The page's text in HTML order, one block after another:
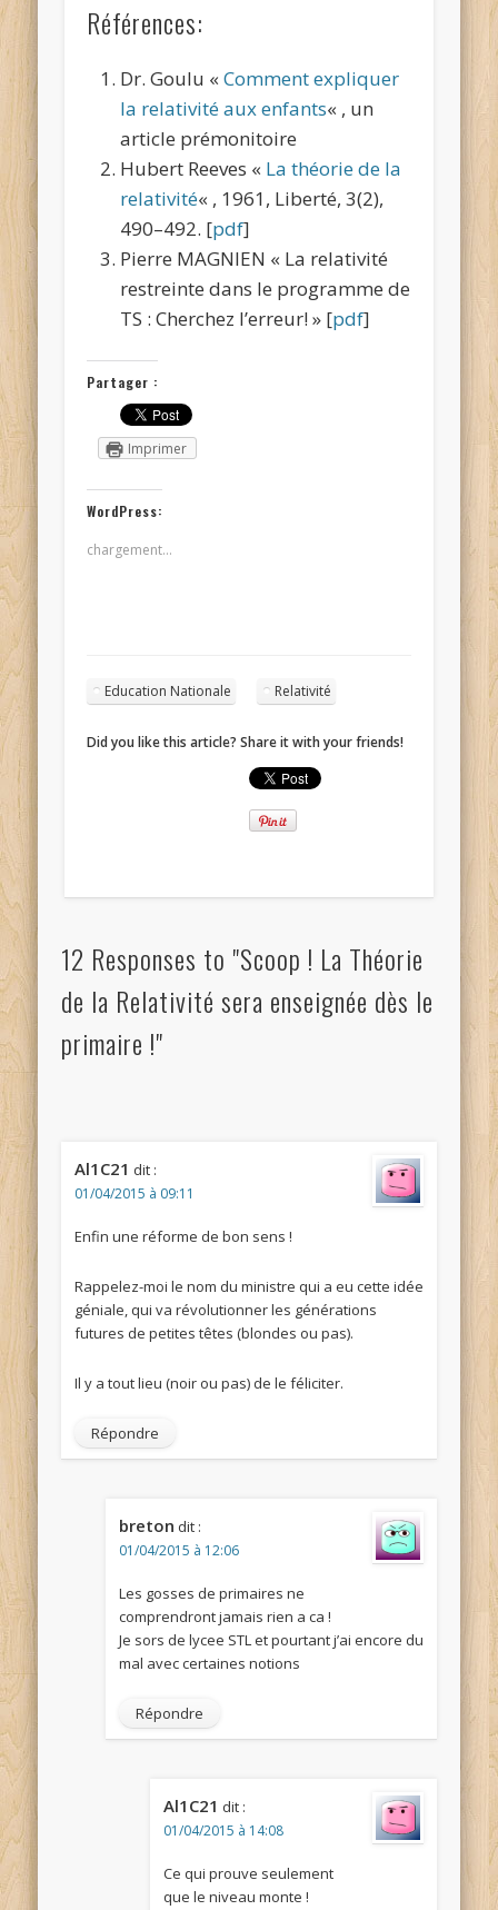
Références:
Dr. Goulu «Comment expliquer
la relativité aux enfants« , un
article prémonitoire
Hubert Reeves « La théorie de la
relativité« , 1961, Liberté, 3(2),
490–492. [pdf]
Pierre MAGNIEN « La relativité
restreinte dans le programme de
TS : Cherchez l’erreur! » [pdf]
Partager :
Imprimer
WordPress:
chargement…
Education Nationale Relativité
Did you like this article? Share it with your friends!
12 Responses to "Scoop ! La Théorie
de la Relativité sera enseignée dès le
primaire !"
Al1C21 dit :
01/04/2015 à 09:11
Enfin une réforme de bon sens !
Rappelez-moi le nom du ministre qui a eu cette idée
géniale, qui va révolutionner les générations
futures de petites têtes (blondes ou pas).
Il y a tout lieu (noir ou pas) de le féliciter.
Répondre
breton dit :
01/04/2015 à 12:06
Les gosses de primaires ne
comprendront jamais rien a ca !
Je sors de lycee STL et pourtant j’ai encore du
mal avec certaines notions
Répondre
Al1C21 dit :
01/04/2015 à 14:08
Ce qui prouve seulement
que le niveau monte !